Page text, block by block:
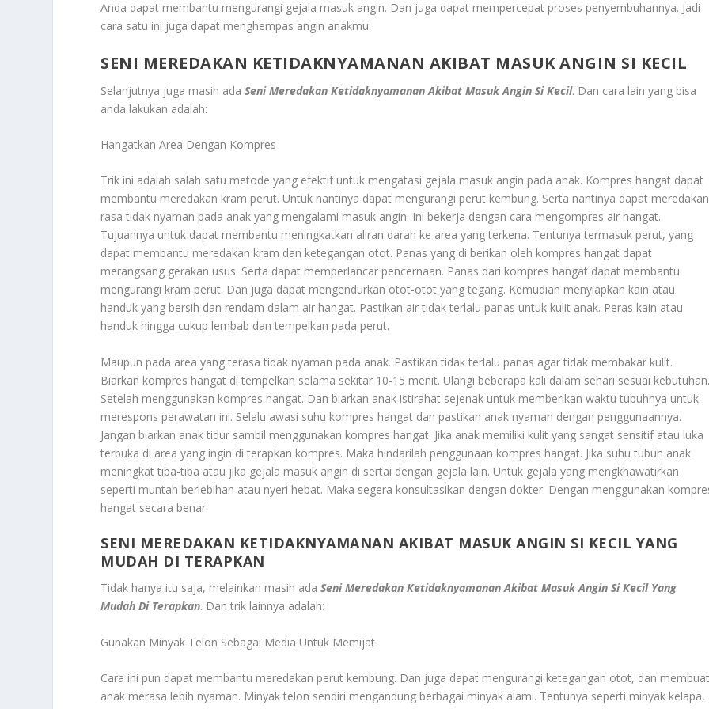
Anda dapat membantu mengurangi gejala masuk angin. Dan juga dapat mempercepat proses penyembuhannya. Jadi
cara satu ini juga dapat menghempas angin anakmu.
SENI MEREDAKAN KETIDAKNYAMANAN AKIBAT MASUK ANGIN SI KECIL
Selanjutnya juga masih adaSeni Meredakan Ketidaknyamanan Akibat Masuk Angin Si Kecil. Dan cara lain yang bisa
anda lakukan adalah:
Hangatkan Area Dengan Kompres
Trik ini adalah salah satu metode yang efektif untuk mengatasi gejala masuk angin pada anak. Kompres hangat dapat
membantu meredakan kram perut. Untuk nantinya dapat mengurangi perut kembung. Serta nantinya dapat meredakan
rasa tidak nyaman pada anak yang mengalami masuk angin. Ini bekerja dengan cara mengompres air hangat.
Tujuannya untuk dapat membantu meningkatkan aliran darah ke area yang terkena. Tentunya termasuk perut, yang
dapat membantu meredakan kram dan ketegangan otot. Panas yang di berikan oleh kompres hangat dapat
merangsang gerakan usus. Serta dapat memperlancar pencernaan. Panas dari kompres hangat dapat membantu
mengurangi kram perut. Dan juga dapat mengendurkan otot-otot yang tegang. Kemudian menyiapkan kain atau
handuk yang bersih dan rendam dalam air hangat. Pastikan air tidak terlalu panas untuk kulit anak. Peras kain atau
handuk hingga cukup lembab dan tempelkan pada perut.
Maupun pada area yang terasa tidak nyaman pada anak. Pastikan tidak terlalu panas agar tidak membakar kulit.
Biarkan kompres hangat di tempelkan selama sekitar 10-15 menit. Ulangi beberapa kali dalam sehari sesuai
Setelah menggunakan kompres hangat. Dan biarkan anak istirahat sejenak untuk memberikan waktu tubuhnya untuk
merespons perawatan ini. Selalu awasi suhu kompres hangat dan pastikan anak nyaman dengan penggunaannya.
Jangan biarkan anak tidur sambil menggunakan kompres hangat. Jika anak memiliki kulit yang sangat sensitif atau luka
terbuka di area yang ingin di terapkan kompres. Maka hindarilah penggunaan kompres hangat. Jika suhu tubuh anak
meningkat tiba-tiba atau jika gejala masuk angin di sertai dengan gejala lain. Untuk gejala yang mengkhawatirkan
seperti muntah berlebihan atau nyeri hebat. Maka segera konsultasikan dengan dokter. Dengan menggunakan
hangat secara benar.
SENI MEREDAKAN KETIDAKNYAMANAN AKIBAT MASUK ANGIN SI KECIL YANG
MUDAH DI TERAPKAN
Tidak hanya itu saja, melainkan masih adaSeni Meredakan Ketidaknyamanan Akibat Masuk Angin Si Kecil Yang
Mudah Di Terapkan. Dan trik lainnya adalah:
Gunakan Minyak Telon Sebagai Media Untuk Memijat
Cara ini pun dapat membantu meredakan perut kembung. Dan juga dapat mengurangi ketegangan otot, dan
anak merasa lebih nyaman. Minyak telon sendiri mengandung berbagai minyak alami. Tentunya seperti minyak kelapa,